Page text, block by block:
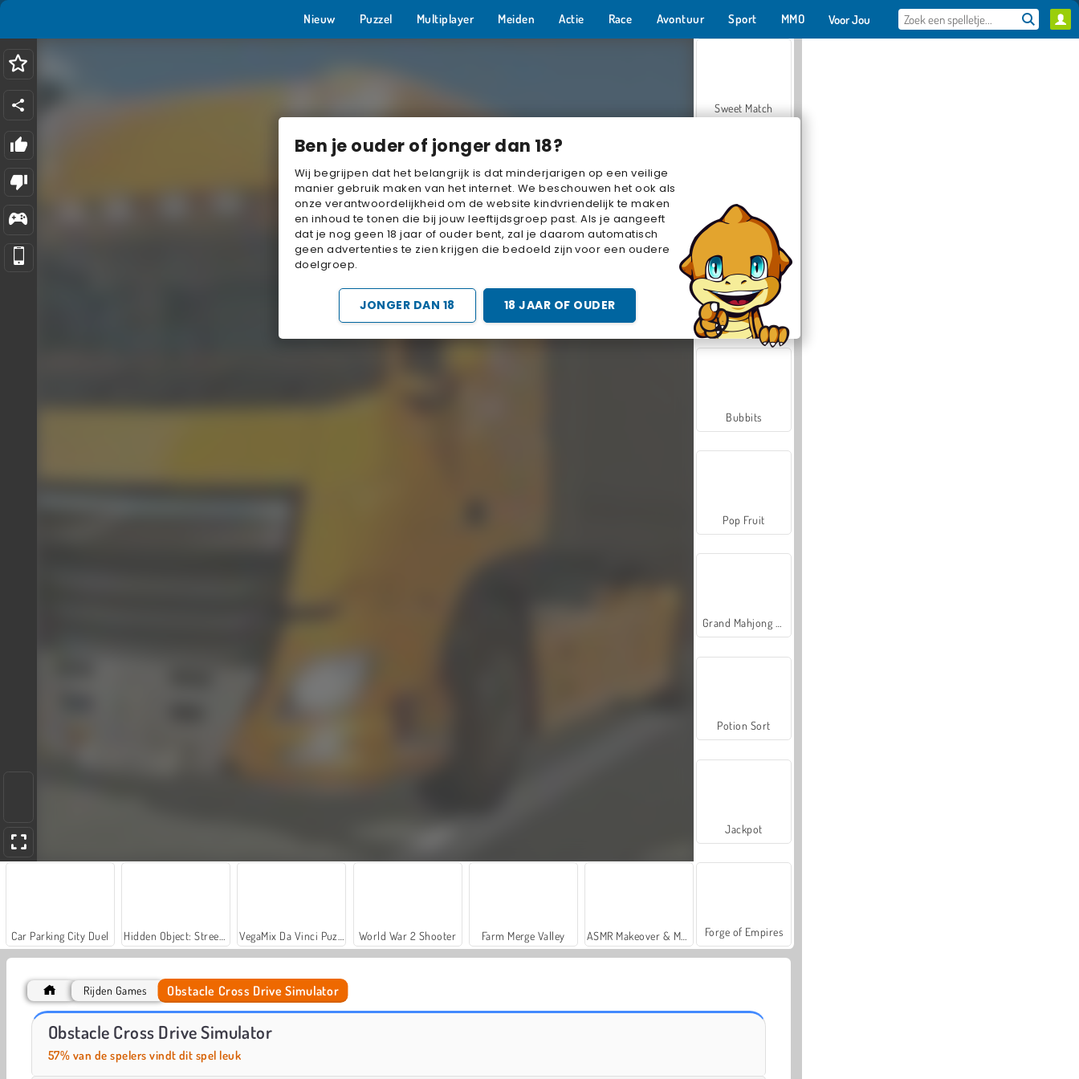
Ben je ouder of jonger dan 18?
Wij begrijpen dat het belangrijk is dat minderjarigen op een veilige
manier gebruik maken van het internet. We beschouwen het ook als
onze verantwoordelijkheid om de website kindvriendelijk te maken
en inhoud te tonen die bij jouw leeftijdsgroep past. Als je aangeeft
dat je nog geen 18 jaar of ouder bent, zal je daarom automatisch
geen advertenties te zien krijgen die bedoeld zijn voor een oudere
doelgroep.
JONGER DAN 18 18 JAAR OF OUDER
Nieuw Puzzel Multiplayer Meiden Actie Race Avontuur Sport MMO Voor Jou
Car Parking City Duel World War 2 Shooter Farm Merge Valley
Royal Story
Sweet Match
Zen Solitaire
Farmerama
Bubbits
Pop Fruit
Potion Sort
Jackpot
Forge of Empires
Rijden Games Obstacle Cross Drive Simulator
Obstacle Cross Drive Simulator
57% van de spelers vindt dit spel leuk